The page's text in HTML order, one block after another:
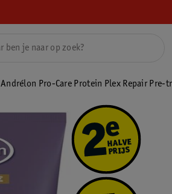
Andrélon Pro-Care Protein Plex Repair Pre-